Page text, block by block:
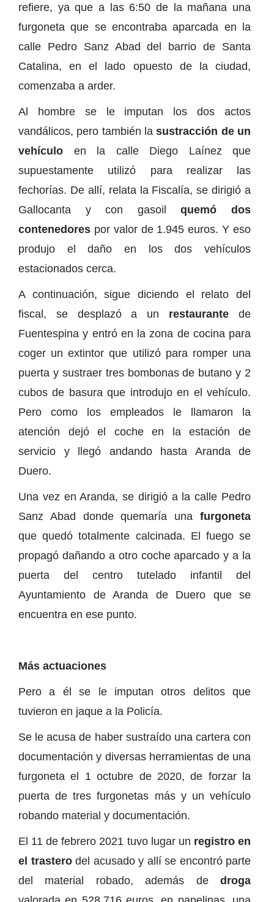
refiere, ya que a las 6:50 de la mañana una
furgoneta que se encontraba aparcada en la
calle Pedro Sanz Abad del barrio de Santa
Catalina, en el lado opuesto de la ciudad,
comenzaba a arder.
Al hombre se le imputan los dos actos
vandálicos, pero también la sustracción de un
vehículo en la calle Diego Laínez que
supuestamente utilizó para realizar las
fechorías. De allí, relata la Fiscalía, se dirigió a
Gallocanta y con gasoilquemó dos
contenedores por valor de 1.945 euros. Y eso
produjo el daño en los dos vehículos
estacionados cerca.
A continuación, sigue diciendo el relato del
fiscal, se desplazó a un restaurante de
Fuentespina y entró en la zona de cocina para
coger un extintor que utilizó para romper una
puerta y sustraer tres bombonas de butano y 2
cubos de basura que introdujo en el vehículo.
Pero como los empleados le llamaron la
atención dejó el coche en la estación de
servicio y llegó andando hasta Aranda de
Duero.
Una vez en Aranda, se dirigió a la calle Pedro
Sanz Abad donde quemaría una furgoneta
que quedó totalmente calcinada. El fuego se
propagó dañando a otro coche aparcado y a la
puerta del centro tutelado infantil del
Ayuntamiento de Aranda de Duero que se
encuentra en ese punto.
Más actuaciones
Pero a él se le imputan otros delitos que
tuvieron en jaque a la Policía.
Se le acusa de haber sustraído una cartera con
documentación y diversas herramientas de una
furgoneta el 1 octubre de 2020, de forzar la
puerta de tres furgonetas más y un vehículo
robando material y documentación.
El 11 de febrero 2021 tuvo lugar un registro en
el trastero del acusado y allí se encontró parte
del material robado, además dedroga